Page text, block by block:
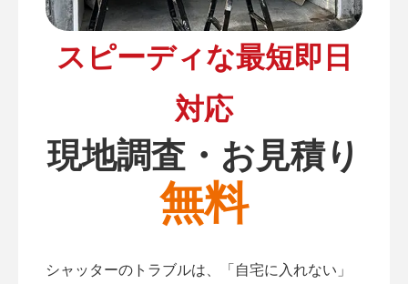
スピーディな最短即日
対応
現地調査・お見積り
無料
シャッターのトラブルは、「自宅に入れない」